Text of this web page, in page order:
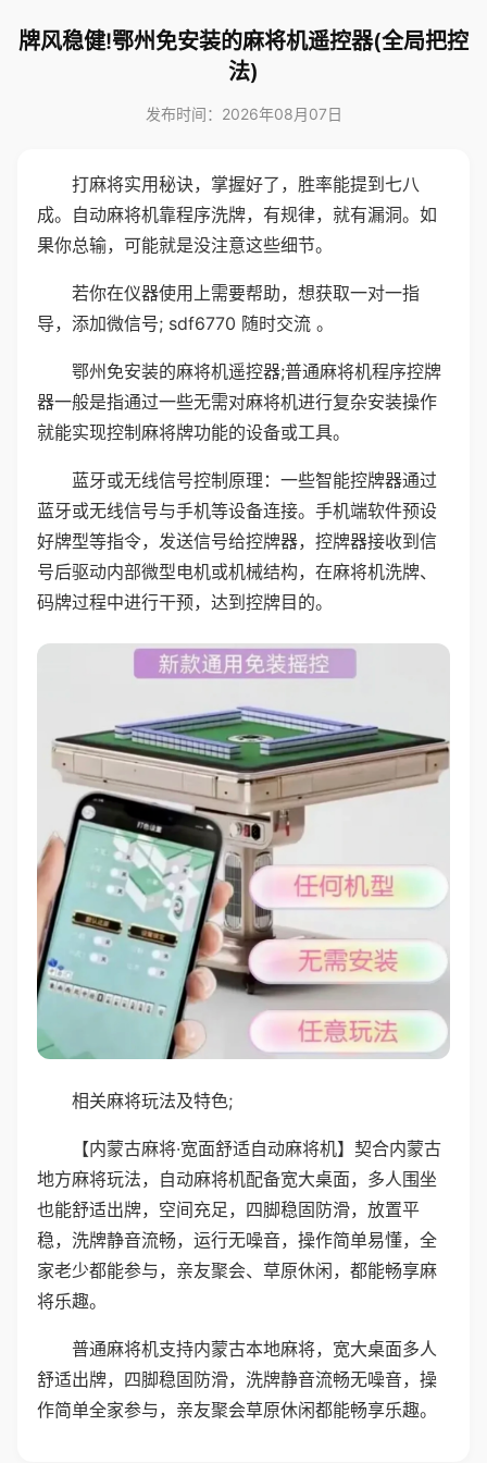
牌风稳健!鄂州免安装的麻将机遥控器(全局把控
法)
发布时间：2026年08月07日
打麻将实用秘诀，掌握好了，胜率能提到七八
成。自动麻将机靠程序洗牌，有规律，就有漏洞。如
果你总输，可能就是没注意这些细节。
若你在仪器使用上需要帮助，想获取一对一指
导，添加微信号; sdf6770 随时交流 。
鄂州免安装的麻将机遥控器;普通麻将机程序控牌
器一般是指通过一些无需对麻将机进行复杂安装操作
就能实现控制麻将牌功能的设备或工具。
蓝牙或无线信号控制原理：一些智能控牌器通过
蓝牙或无线信号与手机等设备连接。手机端软件预设
好牌型等指令，发送信号给控牌器，控牌器接收到信
号后驱动内部微型电机或机械结构，在麻将机洗牌、
码牌过程中进行干预，达到控牌目的。
相关麻将玩法及特色;
【内蒙古麻将·宽面舒适自动麻将机】契合内蒙古
地方麻将玩法，自动麻将机配备宽大桌面，多人围坐
也能舒适出牌，空间充足，四脚稳固防滑，放置平
稳，洗牌静音流畅，运行无噪音，操作简单易懂，全
家老少都能参与，亲友聚会、草原休闲，都能畅享麻
将乐趣。
普通麻将机支持内蒙古本地麻将，宽大桌面多人
舒适出牌，四脚稳固防滑，洗牌静音流畅无噪音，操
作简单全家参与，亲友聚会草原休闲都能畅享乐趣。